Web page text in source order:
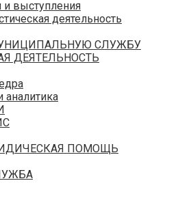
и выступления
деятельность
СЛУЖБУ
ДЕЯТЕЛЬНОСТЬ
аналитика
ПОМОЩЬ